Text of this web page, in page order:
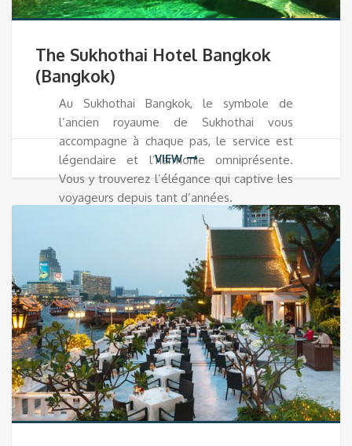
The Sukhothai Hotel Bangkok
(Bangkok)
Au Sukhothai Bangkok, le symbole de
l’ancien royaume de Sukhothai vous
accompagne à chaque pas, le service est
légendaire et l’harmonie omniprésente.
Vous y trouverez l’élégance qui captive les
voyageurs depuis tant d’années.
VIEW